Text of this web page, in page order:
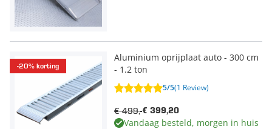
-20% korting
Aluminium oprijplaat auto - 300 cm
- 1.2 ton
5/5(1 Review)
€ 399,20
€ 499,-
Vandaag besteld, morgen in huis